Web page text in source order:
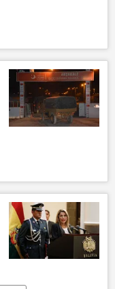
carro